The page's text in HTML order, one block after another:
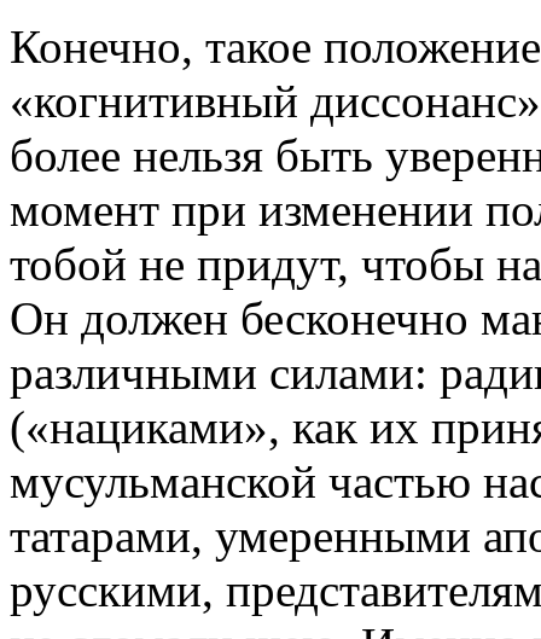
Конечно, такое
«когнитивный
более нельзя быть
момент при изменении
тобой не придут, чтобы
Он должен бесконечно
различными силами:
(«нациками», как их
мусульманской частью
татарами, умеренными
русскими,